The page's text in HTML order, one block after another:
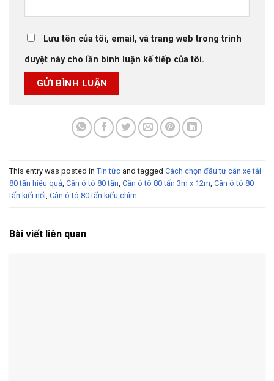
Lưu tên của tôi, email, và trang web trong trình
duyệt này cho lần bình luận kế tiếp của tôi.
This entry was posted in Tin tức and tagged Cách chọn đầu tư cân xe tải
80 tấn hiệu quả Cân ô tô 80 tấn Cân ô tô 80 tấn 3m x 12m Cân ô tô 80
tấn kiểi nổi Cân ô tô 80 tấn kiểu chìm
Bài viết liên quan